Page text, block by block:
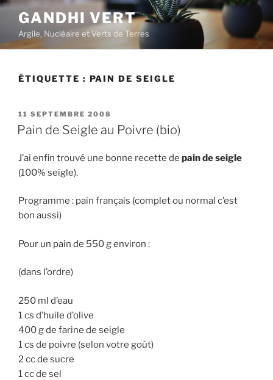
Aller
contenu
principal
GANDHI VERT
Argile, Nucléaire et Verts de Terres
ÉTIQUETTE : PAIN DE SEIGLE
PUBLIÉ
LE
11 SEPTEMBRE 2008
Pain de Seigle au Poivre (bio)
J’ai enfin trouvé une bonne recette de pain de seigle
(100% seigle).
Programme : pain français (complet ou normal c’est
bon aussi)
Pour un pain de 550 g environ :
(dans l’ordre)
250 ml d’eau
1 cs d’huile d’olive
400 g de farine de seigle
1 cs de poivre (selon votre goût)
2 cc de sucre
1 cc de sel